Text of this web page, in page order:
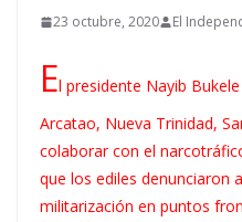
23 octubre, 2020 El
El presidente Nayib
Arcatao, Nueva Trinidad,
colaborar con el
que los ediles denunciaron
militarización en puntos